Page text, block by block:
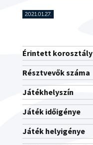
2021.01.27.
Érintett korosztály
Résztvevők száma
Játékhelyszín
Játék időigénye
Játék helyigénye